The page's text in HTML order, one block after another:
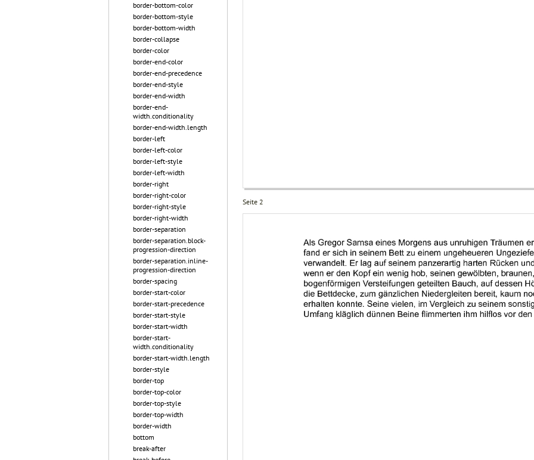
border-bottom-color
border-bottom-style
border-bottom-width
border-collapse
border-color
border-end-color
border-end-precedence
border-end-style
border-end-width
border-end-
width.conditionality
border-end-width.length
border-left
border-left-color
border-left-style
border-left-width
border-right
border-right-color
border-right-style
border-right-width
border-separation
border-separation.block-
progression-direction
border-separation.inline-
progression-direction
border-spacing
border-start-color
border-start-precedence
border-start-style
border-start-width
border-start-
width.conditionality
border-start-width.length
border-style
border-top
border-top-color
border-top-style
border-top-width
border-width
bottom
break-after
Seite 2